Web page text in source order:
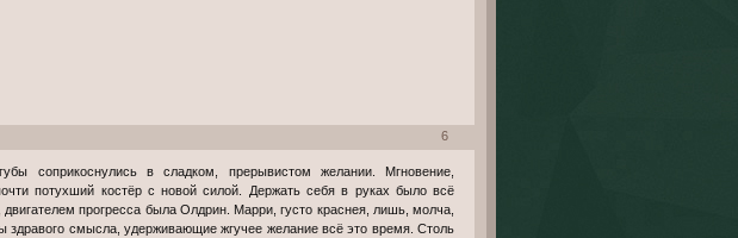
6
потухший костёр с новой силой. Держать себя в руках было всё
прогресса была Олдрин. Марри, густо краснея, лишь, молча,
здравого смысла, удерживающие жгучее желание всё это время. Столь